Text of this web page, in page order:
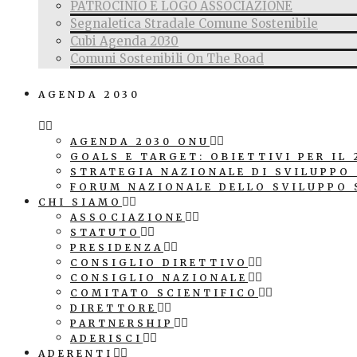
PATROCINIO E LOGO ASSOCIAZIONE
Segnaletica Stradale Comune Sostenibile
Cubi Agenda 2030
Comuni Sostenibili On The Road
AGENDA 2030
AGENDA 2030 ONU
GOALS E TARGET: OBIETTIVI PER IL
STRATEGIA NAZIONALE DI SVILUPPO
FORUM NAZIONALE DELLO SVILUPPO
CHI SIAMO
ASSOCIAZIONE
STATUTO
PRESIDENZA
CONSIGLIO DIRETTIVO
CONSIGLIO NAZIONALE
COMITATO SCIENTIFICO
DIRETTORE
PARTNERSHIP
ADERISCI
ADERENTI